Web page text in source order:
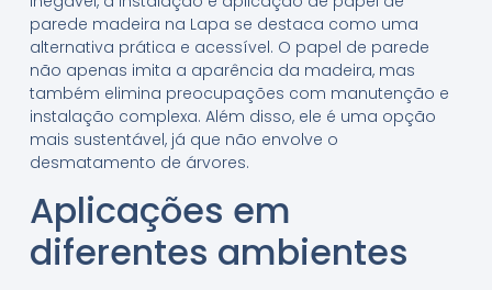
parede madeira na Lapa se destaca como uma
alternativa prática e acessível. O papel de parede
não apenas imita a aparência da madeira, mas
também elimina preocupações com manutenção e
instalação complexa. Além disso, ele é uma opção
mais sustentável, já que não envolve o
desmatamento de árvores.
Aplicações em
diferentes ambientes